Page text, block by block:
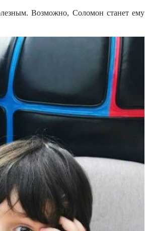
Возможно, Соломон станет ему